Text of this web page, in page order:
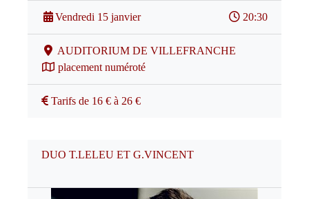
Vendredi 15 janvier 20:30
AUDITORIUM DE VILLEFRANCHE
placement numéroté
Tarifs de 16 € à 26 €
DUO T.LELEU ET G.VINCENT